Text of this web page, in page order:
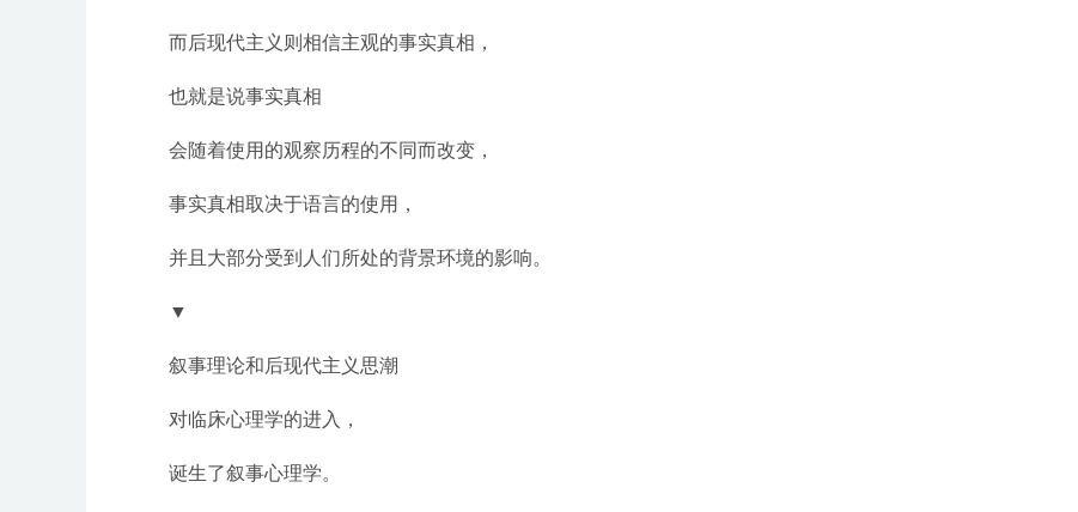
而后现代主义则相信主观的事实真相，
也就是说事实真相
会随着使用的观察历程的不同而改变，
事实真相取决于语言的使用，
并且大部分受到人们所处的背景环境的影响。
▼
叙事理论和后现代主义思潮
对临床心理学的进入，
诞生了叙事心理学。